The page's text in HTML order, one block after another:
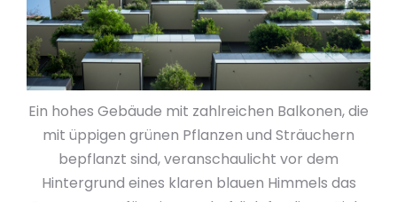
Ein hohes Gebäude mit zahlreichen Balkonen, die
mit üppigen grünen Pflanzen und Sträuchern
bepflanzt sind, veranschaulicht vor dem
Hintergrund eines klaren blauen Himmels das